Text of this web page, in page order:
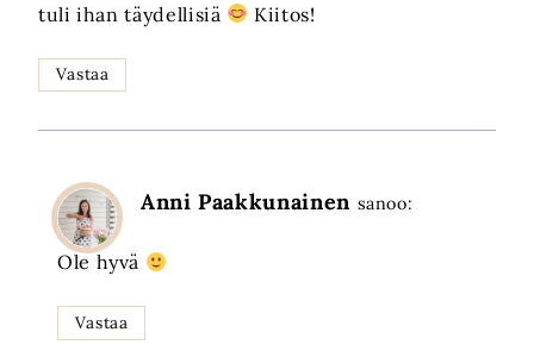
tuli ihan täydellisiä
Kiitos!
Vastaa
Anni Paakkunainen sanoo:
Ole hyvä
Vastaa